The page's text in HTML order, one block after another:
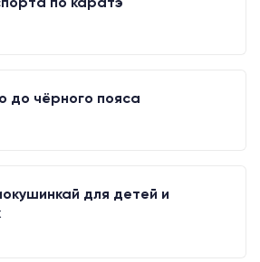
до чёрного пояса
для детей и